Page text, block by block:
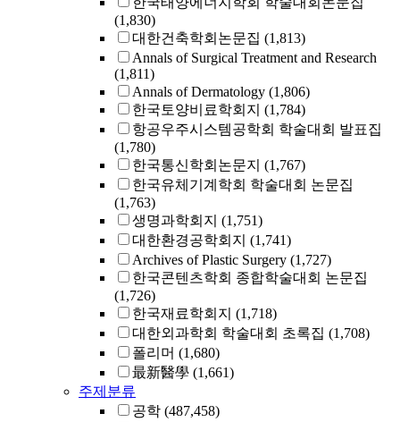
(1,830)
대한건축학회논문집 (1,813)
Annals of Surgical Treatment and Research
(1,811)
Annals of Dermatology (1,806)
한국토양비료학회지 (1,784)
항공우주시스템공학회 학술대회 발표집
(1,780)
한국통신학회논문지 (1,767)
한국유체기계학회 학술대회 논문집
(1,763)
생명과학회지 (1,751)
대한환경공학회지 (1,741)
Archives of Plastic Surgery (1,727)
한국콘텐츠학회 종합학술대회 논문집
(1,726)
한국재료학회지 (1,718)
대한외과학회 학술대회 초록집 (1,708)
폴리머 (1,680)
最新醫學 (1,661)
주제분류
공학 (487,458)